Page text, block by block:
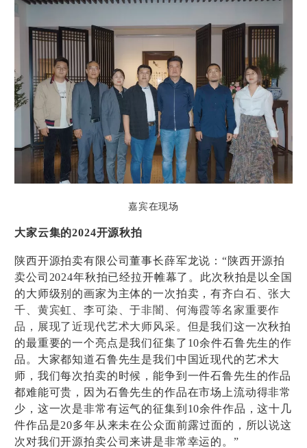
嘉宾在现场
大家云集的2024开源秋拍
陕西开源拍卖有限公司董事长薛军龙说：“陕西开源拍
卖公司2024年秋拍已经拉开帷幕了。此次秋拍是以全国
的大师级别的画家为主体的一次拍卖，有齐白石、张大
千、黄宾虹、李可染、于非闇、何海霞等名家重要作
品，展现了近现代艺术大师风采。 但是我们这一次秋拍
的最重要的一个亮点是我们征集了10余件石鲁先生的作
品。大家都知道石鲁先生是我们中国近现代的艺术大
师，我们每次拍卖的时候，能争到一件石鲁先生的作品
都难能可贵，因为石鲁先生的作品在市场上流动得非常
少，这一次是非常有运气的征集到10余件作品，这十几
件作品是20多年从来未在公众面前露过面的，所以说这
次对我们开源拍卖公司来讲是非常幸运的。”